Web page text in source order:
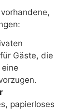
Gäste, die
papierloses